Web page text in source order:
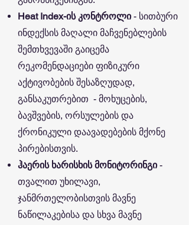
Heat Index-ის კონტროლი- სითბური
ინდექსის მაღალი მაჩვენებლების
შემთხვევაში გაიცემა
რეკომენდაციები ფიზიკური
აქტივობების შესაზღუდად,
განსაკუთრებით - მოხუცების,
ბავშვების, ორსულების და
ქრონიკული დაავადებების მქონე
პირებისთვის.
ჰაერის ხარისხის მონიტორინგი-
თვალით უხილავი,
ჯანმრთელობისთვის მავნე
ნაწილაკებისა და სხვა მავნე